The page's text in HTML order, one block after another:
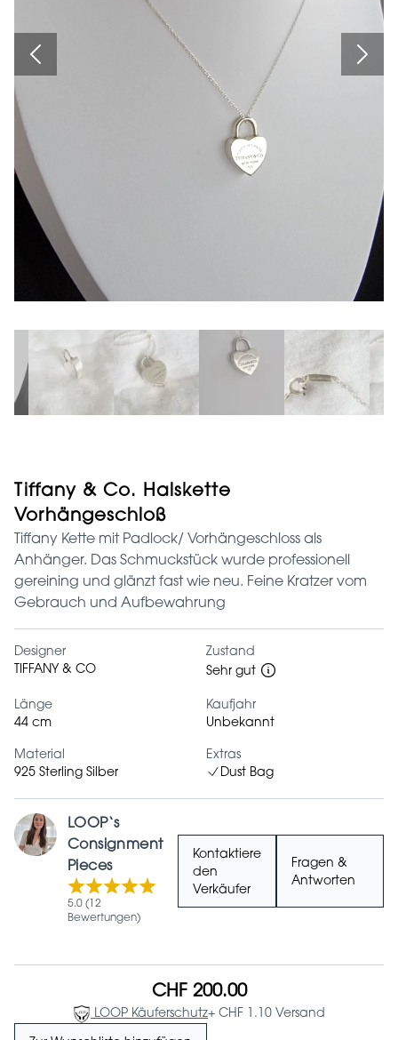
Tiffany & Co. Halskette
Vorhängeschloß
Tiffany Kette mit Padlock/ Vorhängeschloss als
Anhänger. Das Schmuckstück wurde professionell
gereining und glänzt fast wie neu. Feine Kratzer vom
Gebrauch und Aufbewahrung
Designer
TIFFANY & CO
Zustand
Sehr gut
Länge
44 cm
Kaufjahr
Unbekannt
Material
925 Sterling Silber
Extras
Dust Bag
LOOP‘s
Consignment
Pieces
5.0 (12
Bewertungen)
Kontaktiere
den
Verkäufer
Fragen &
Antworten
CHF 200.00
LOOP Käuferschutz+ CHF 1.10 Versand